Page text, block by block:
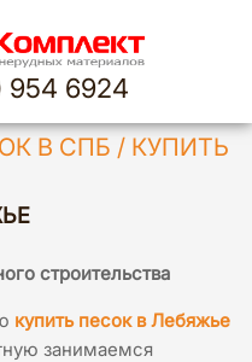
954 6924
В СПБ / КУПИТЬ
строительства
купить песок в Лебяжье
занимаемся